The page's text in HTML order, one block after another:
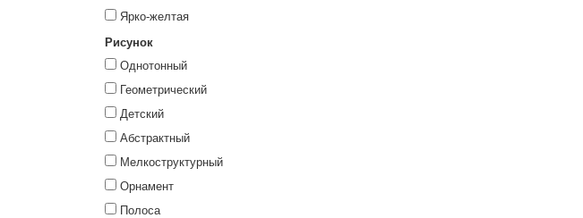
Ярко-желтая
Рисунок
Однотонный
Геометрический
Детский
Абстрактный
Мелкоструктурный
Орнамент
Полоса